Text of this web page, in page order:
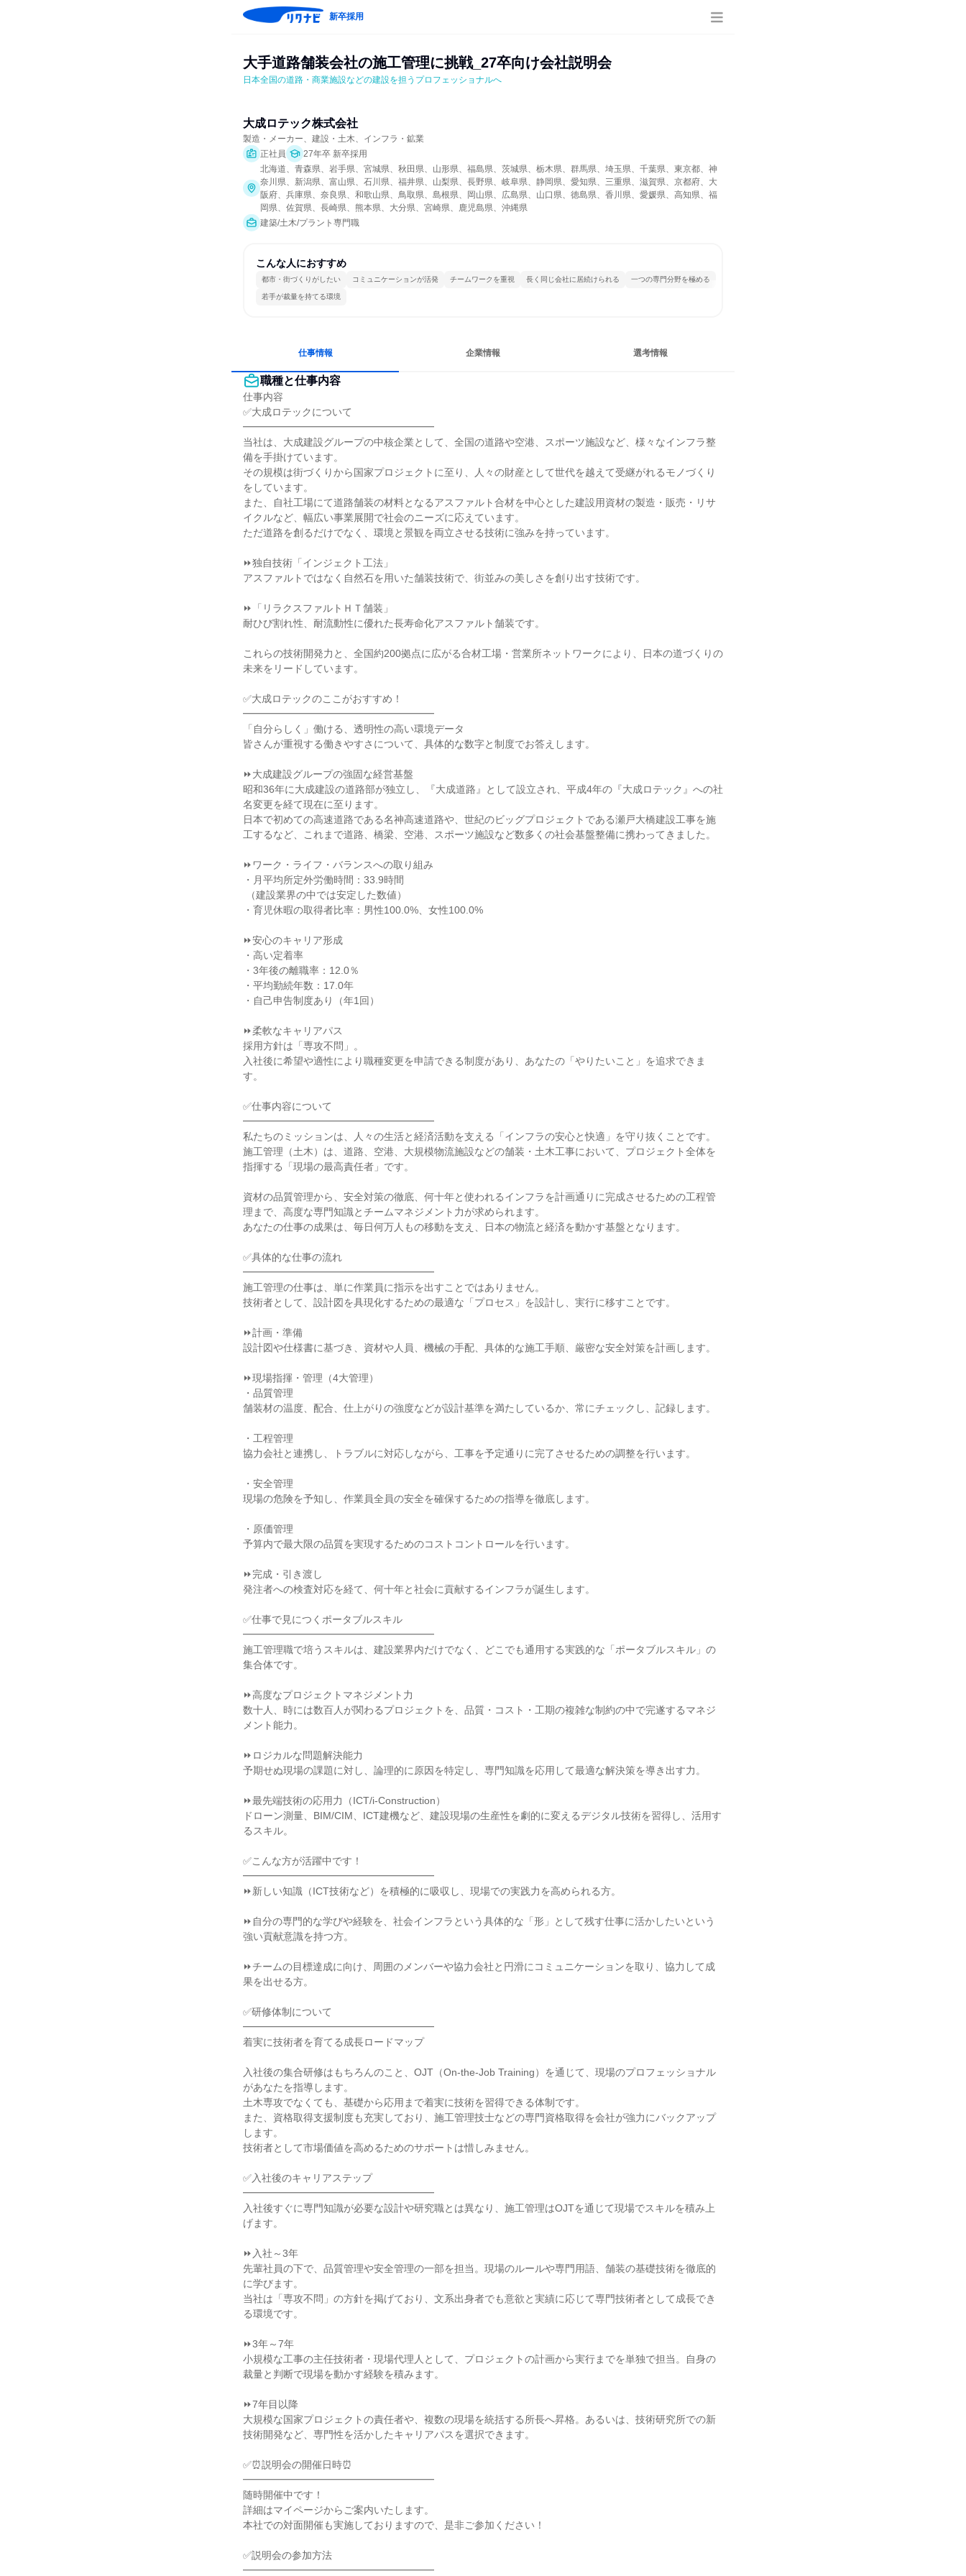
新卒採用
大手道路舗装会社の施工管理に挑戦_27卒向け会社説明会
日本全国の道路・商業施設などの建設を担うプロフェッショナルへ
大成ロテック株式会社
製造・メーカー、建設・土木、インフラ・鉱業
正社員
27年卒 新卒採用
北海道、青森県、岩手県、宮城県、秋田県、山形県、福島県、茨城県、栃木県、群馬県、埼玉県、千葉県、東京都、神
奈川県、新潟県、富山県、石川県、福井県、山梨県、長野県、岐阜県、静岡県、愛知県、三重県、滋賀県、京都府、大
阪府、兵庫県、奈良県、和歌山県、鳥取県、島根県、岡山県、広島県、山口県、徳島県、香川県、愛媛県、高知県、福
岡県、佐賀県、長崎県、熊本県、大分県、宮崎県、鹿児島県、沖縄県
建築/土木/プラント専門職
こんな人におすすめ
都市・街づくりがしたい コミュニケーションが活発 チームワークを重視 長く同じ会社に居続けられる 一つの専門分野を極める
若手が裁量を持てる環境
仕事情報 企業情報 選考情報
職種と仕事内容
仕事内容
✅大成ロテックについて
━━━━━━━━━━━━━━━━━━━
当社は、大成建設グループの中核企業として、全国の道路や空港、スポーツ施設など、様々なインフラ整
備を手掛けています。
その規模は街づくりから国家プロジェクトに至り、人々の財産として世代を越えて受継がれるモノづくり
をしています。
また、自社工場にて道路舗装の材料となるアスファルト合材を中心とした建設用資材の製造・販売・リサ
イクルなど、幅広い事業展開で社会のニーズに応えています。
ただ道路を創るだけでなく、環境と景観を両立させる技術に強みを持っています。
⏩独自技術「インジェクト工法」
アスファルトではなく自然石を用いた舗装技術で、街並みの美しさを創り出す技術です。
⏩「リラクスファルトＨＴ舗装」
耐ひび割れ性、耐流動性に優れた長寿命化アスファルト舗装です。
これらの技術開発力と、全国約200拠点に広がる合材工場・営業所ネットワークにより、日本の道づくりの
未来をリードしています。
✅大成ロテックのここがおすすめ！
━━━━━━━━━━━━━━━━━━━
「自分らしく」働ける、透明性の高い環境データ
皆さんが重視する働きやすさについて、具体的な数字と制度でお答えします。
⏩大成建設グループの強固な経営基盤
昭和36年に大成建設の道路部が独立し、『大成道路』として設立され、平成4年の『大成ロテック』への社
名変更を経て現在に至ります。
日本で初めての高速道路である名神高速道路や、世紀のビッグプロジェクトである瀬戸大橋建設工事を施
工するなど、これまで道路、橋梁、空港、スポーツ施設など数多くの社会基盤整備に携わってきました。
⏩ワーク・ライフ・バランスへの取り組み
・月平均所定外労働時間：33.9時間
・育児休暇の取得者比率：男性100.0%、女性100.0%
⏩安心のキャリア形成
・高い定着率
・3年後の離職率：12.0％
・平均勤続年数：17.0年
・自己申告制度あり（年1回）
⏩柔軟なキャリアパス
採用方針は「専攻不問」。
入社後に希望や適性により職種変更を申請できる制度があり、あなたの「やりたいこと」を追求できま
す。
✅仕事内容について
━━━━━━━━━━━━━━━━━━━
私たちのミッションは、人々の生活と経済活動を支える「インフラの安心と快適」を守り抜くことです。
施工管理（土木）は、道路、空港、大規模物流施設などの舗装・土木工事において、プロジェクト全体を
指揮する「現場の最高責任者」です。
資材の品質管理から、安全対策の徹底、何十年と使われるインフラを計画通りに完成させるための工程管
理まで、高度な専門知識とチームマネジメント力が求められます。
あなたの仕事の成果は、毎日何万人もの移動を支え、日本の物流と経済を動かす基盤となります。
✅具体的な仕事の流れ
━━━━━━━━━━━━━━━━━━━
施工管理の仕事は、単に作業員に指示を出すことではありません。
技術者として、設計図を具現化するための最適な「プロセス」を設計し、実行に移すことです。
⏩計画・準備
設計図や仕様書に基づき、資材や人員、機械の手配、具体的な施工手順、厳密な安全対策を計画します。
⏩現場指揮・管理（4大管理）
・品質管理
舗装材の温度、配合、仕上がりの強度などが設計基準を満たしているか、常にチェックし、記録します。
・工程管理
協力会社と連携し、トラブルに対応しながら、工事を予定通りに完了させるための調整を行います。
・安全管理
現場の危険を予知し、作業員全員の安全を確保するための指導を徹底します。
・原価管理
予算内で最大限の品質を実現するためのコストコントロールを行います。
⏩完成・引き渡し
発注者への検査対応を経て、何十年と社会に貢献するインフラが誕生します。
✅仕事で見につくポータブルスキル
━━━━━━━━━━━━━━━━━━━
施工管理職で培うスキルは、建設業界内だけでなく、どこでも通用する実践的な「ポータブルスキル」の
集合体です。
⏩高度なプロジェクトマネジメント力
数十人、時には数百人が関わるプロジェクトを、品質・コスト・工期の複雑な制約の中で完遂するマネジ
メント能力。
⏩ロジカルな問題解決能力
予期せぬ現場の課題に対し、論理的に原因を特定し、専門知識を応用して最適な解決策を導き出す力。
⏩最先端技術の応用力（ICT/i-Construction）
ドローン測量、BIM/CIM、ICT建機など、建設現場の生産性を劇的に変えるデジタル技術を習得し、活用す
るスキル。
✅こんな方が活躍中です！
━━━━━━━━━━━━━━━━━━━
⏩新しい知識（ICT技術など）を積極的に吸収し、現場での実践力を高められる方。
⏩自分の専門的な学びや経験を、社会インフラという具体的な「形」として残す仕事に活かしたいという
強い貢献意識を持つ方。
⏩チームの目標達成に向け、周囲のメンバーや協力会社と円滑にコミュニケーションを取り、協力して成
果を出せる方。
✅研修体制について
━━━━━━━━━━━━━━━━━━━
着実に技術者を育てる成長ロードマップ
入社後の集合研修はもちろんのこと、OJT（On-the-Job Training）を通じて、現場のプロフェッショナル
があなたを指導します。
土木専攻でなくても、基礎から応用まで着実に技術を習得できる体制です。
また、資格取得支援制度も充実しており、施工管理技士などの専門資格取得を会社が強力にバックアップ
します。
技術者として市場価値を高めるためのサポートは惜しみません。
✅入社後のキャリアステップ
━━━━━━━━━━━━━━━━━━━
入社後すぐに専門知識が必要な設計や研究職とは異なり、施工管理はOJTを通じて現場でスキルを積み上
げます。
⏩入社～3年
先輩社員の下で、品質管理や安全管理の一部を担当。現場のルールや専門用語、舗装の基礎技術を徹底的
に学びます。
当社は「専攻不問」の方針を掲げており、文系出身者でも意欲と実績に応じて専門技術者として成長でき
る環境です。
⏩3年～7年
小規模な工事の主任技術者・現場代理人として、プロジェクトの計画から実行までを単独で担当。自身の
裁量と判断で現場を動かす経験を積みます。
⏩7年目以降
大規模な国家プロジェクトの責任者や、複数の現場を統括する所長へ昇格。あるいは、技術研究所での新
技術開発など、専門性を活かしたキャリアパスを選択できます。
✅⏰説明会の開催日時⏰
━━━━━━━━━━━━━━━━━━━
随時開催中です！
詳細はマイページからご案内いたします。
本社での対面開催も実施しておりますので、是非ご参加ください！
✅説明会の参加方法
━━━━━━━━━━━━━━━━━━━